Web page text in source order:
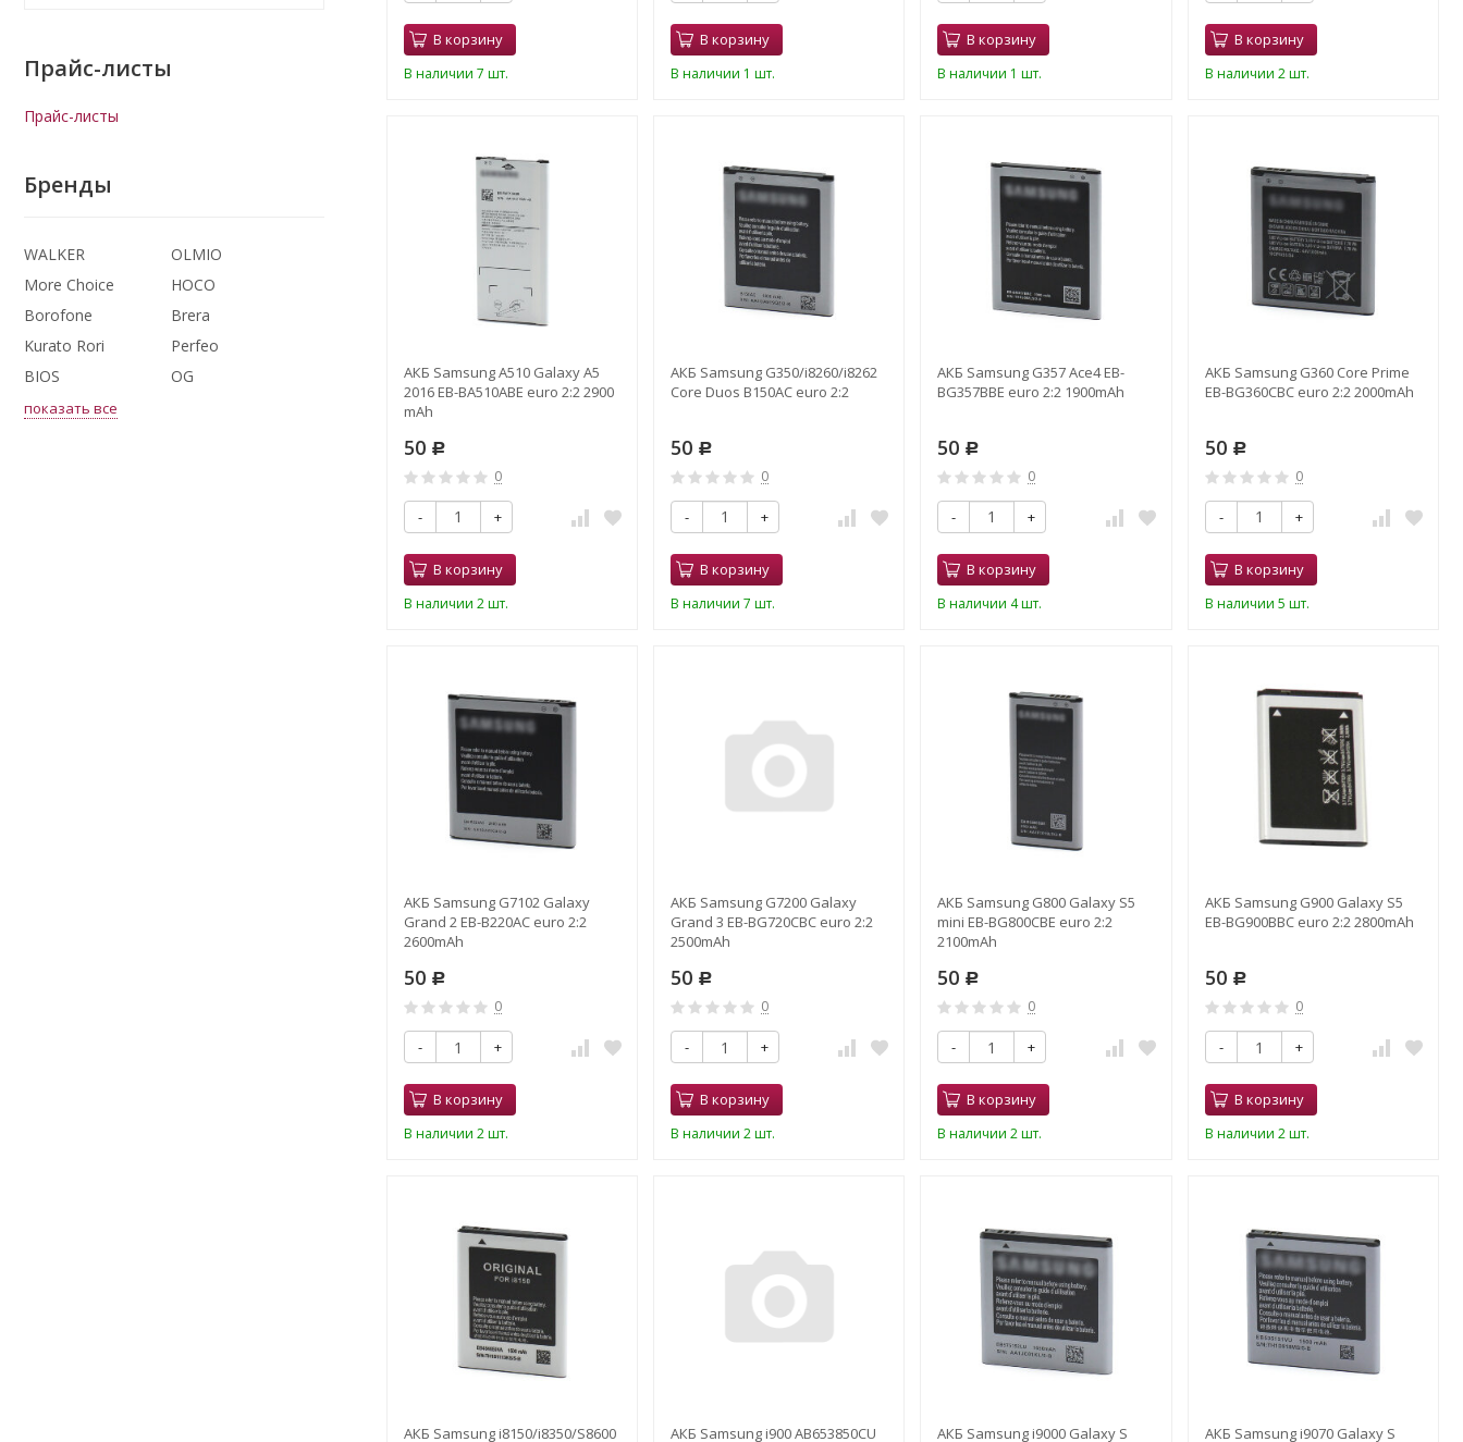
В корзину
В наличии 7 шт.
В корзину
В наличии 1 шт.
В корзину
В наличии 1 шт.
В корзину
В наличии 2 шт.
АКБ Samsung A510 Galaxy A5
2016 EB-BA510ABE euro 2:2 2900
mAh
50 Р
0
- +
В корзину
В наличии 2 шт.
АКБ Samsung G350/i8260/i8262
Core Duos B150AC euro 2:2
50 Р
0
- +
В корзину
В наличии 7 шт.
АКБ Samsung G357 Ace4 EB-
BG357BBE euro 2:2 1900mAh
50 Р
0
- +
В корзину
В наличии 4 шт.
АКБ Samsung G360 Core Prime
EB-BG360СBC euro 2:2 2000mAh
50 Р
0
- +
В корзину
В наличии 5 шт.
АКБ Samsung G7102 Galaxy
Grand 2 EB-B220AC euro 2:2
2600mAh
50 Р
0
- +
В корзину
В наличии 2 шт.
АКБ Samsung G7200 Galaxy
Grand 3 EB-BG720CBC euro 2:2
2500mAh
50 Р
0
- +
В корзину
В наличии 2 шт.
АКБ Samsung G800 Galaxy S5
mini EB-BG800CBE euro 2:2
2100mAh
50 Р
0
- +
В корзину
В наличии 2 шт.
АКБ Samsung G900 Galaxy S5
EB-BG900BBC euro 2:2 2800mAh
50 Р
0
- +
В корзину
В наличии 2 шт.
АКБ Samsung i8150/i8350/S8600 АКБ Samsung i900 AB653850CU АКБ Samsung i9000 Galaxy S АКБ Samsung i9070 Galaxy S
Прайс-листы
Прайс-листы
Бренды
WALKER
OLMIO
More Choice
HOCO
Borofone
Brera
Kurato Rori
Perfeo
BIOS
OG
показать все